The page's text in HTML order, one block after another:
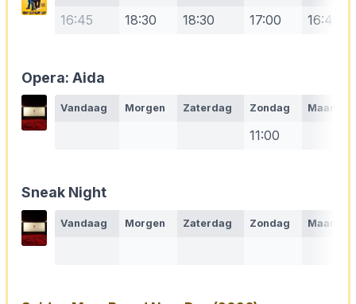
16:45 18:30 18:30 17:00 16:45
Opera: Aida
Vandaag Morgen Zaterdag Zondag Maandag
11:00
Sneak Night
Vandaag Morgen Zaterdag Zondag Maandag